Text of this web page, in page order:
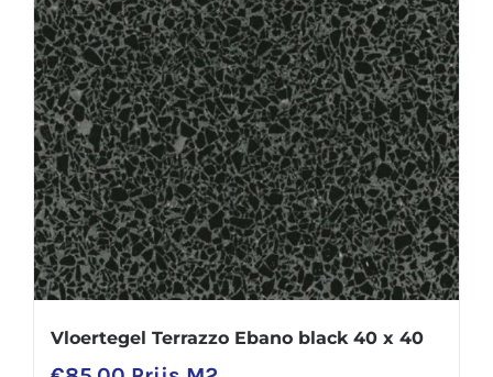
Vloertegel Terrazzo Ebano black 40 x 40